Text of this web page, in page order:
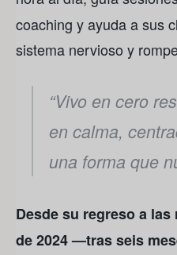
coaching y ayuda a sus
sistema nervioso y
“Vivo en cero
en calma,
una forma que
Desde su regreso a
de 2024 —tras seis